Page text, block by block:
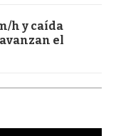
h y caída
el